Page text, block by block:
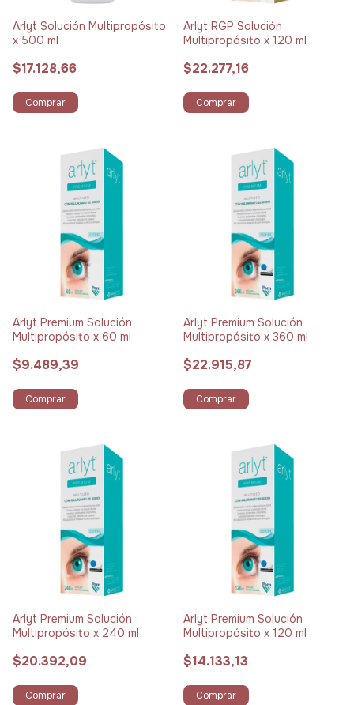
Arlyt Solución Multipropósito
x 500 ml
$17.128,66
Comprar
Arlyt RGP Solución
Multipropósito x 120 ml
$22.277,16
Comprar
Arlyt Premium Solución
Multipropósito x 60 ml
$9.489,39
Comprar
Arlyt Premium Solución
Multipropósito x 360 ml
$22.915,87
Comprar
Arlyt Premium Solución
Multipropósito x 240 ml
$20.392,09
Comprar
Arlyt Premium Solución
Multipropósito x 120 ml
$14.133,13
Comprar